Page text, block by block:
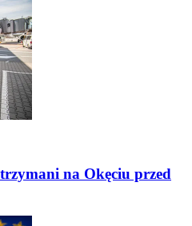
na Okęciu przed